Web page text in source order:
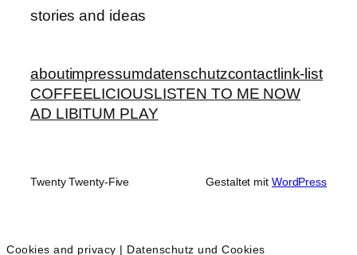
stories and ideas
aboutimpressumdatenschutzcontactlink-list
COFFEELICIOUSLISTEN TO ME NOW
AD LIBITUM PLAY
Twenty Twenty-Five Gestaltet mit WordPress
Cookies and privacy | Datenschutz und Cookies